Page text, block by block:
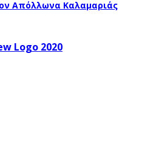
Απόλλωνα Καλαμαριάς